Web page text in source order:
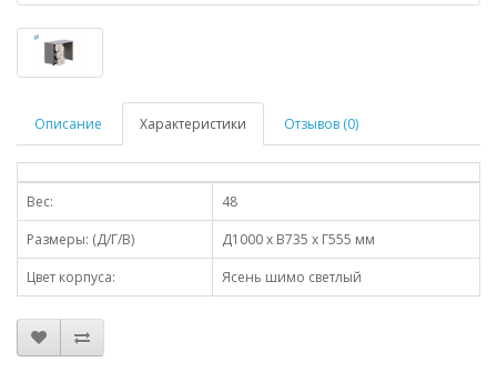
Описание Характеристики Отзывов (0)
Вес:
48
Размеры: (Д/Г/В)
Д1000 х В735 х Г555 мм
Цвет корпуса:
Ясень шимо светлый